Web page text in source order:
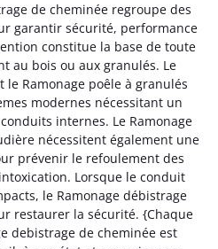
de cheminée regroupe des
garantir sécurité, performance
constitue la base de toute
au bois ou aux granulés. Le
le Ramonage poêle à granulés
modernes nécessitant un
internes. Le Ramonage
nécessitent également une
prévenir le refoulement des
Lorsque le conduit
le Ramonage débistrage
restaurer la sécurité. {Chaque
debistrage de cheminée est